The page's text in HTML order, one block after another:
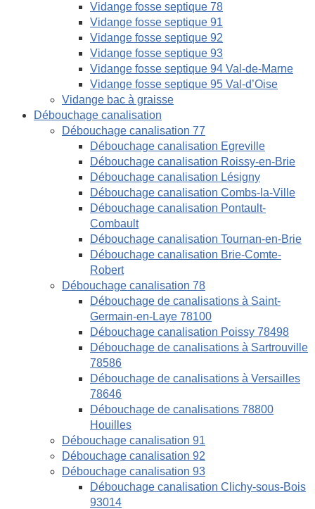
Vidange fosse septique 78
Vidange fosse septique 91
Vidange fosse septique 92
Vidange fosse septique 93
Vidange fosse septique 94 Val-de-Marne
Vidange fosse septique 95 Val-d’Oise
Vidange bac à graisse
Débouchage canalisation
Débouchage canalisation 77
Débouchage canalisation Egreville
Débouchage canalisation Roissy-en-Brie
Débouchage canalisation Lésigny
Débouchage canalisation Combs-la-Ville
Débouchage canalisation Pontault-
Combault
Débouchage canalisation Tournan-en-Brie
Débouchage canalisation Brie-Comte-
Robert
Débouchage canalisation 78
Débouchage de canalisations à Saint-
Germain-en-Laye 78100
Débouchage canalisation Poissy 78498
Débouchage de canalisations à Sartrouville
78586
Débouchage de canalisations à Versailles
78646
Débouchage de canalisations 78800
Houilles
Débouchage canalisation 91
Débouchage canalisation 92
Débouchage canalisation 93
Débouchage canalisation Clichy-sous-Bois
93014